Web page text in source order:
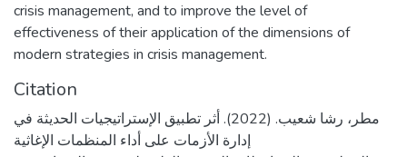
crisis management, and to improve the level of
effectiveness of their application of the dimensions of
modern strategies in crisis management.
Citation
مطر، رشا شعيب. (2022). أثر تطبيق الإستراتيجيات الحديثة في
إدارة الأزمات على أداء المنظمات الإغاثية